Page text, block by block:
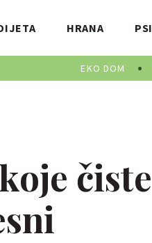
HRANA
EKO DOM